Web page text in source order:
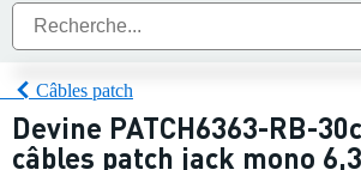
Câbles patch
Devine PATCH6363-RB-
câbles patch jack mono